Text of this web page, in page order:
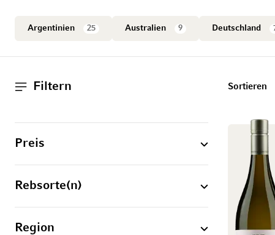
Argentinien 25 Australien 9 Deutschland
Filtern
Preis
Rebsorte(n)
Region
Sortieren